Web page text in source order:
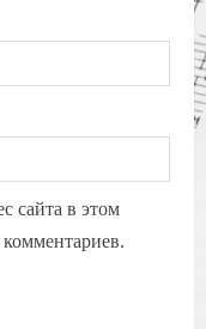
сайта в этом